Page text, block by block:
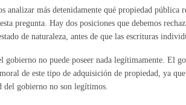
más detenidamente qué propiedad pública
pregunta. Hay dos posiciones que debemos
de naturaleza, antes de que las escrituras
no puede poseer nada legítimamente. El
de este tipo de adquisición de propiedad, ya
del gobierno no son legítimos.